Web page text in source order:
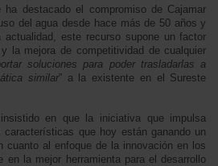
ha destacado el compromiso de Cajamar
del agua desde hace más de 50 años y
actualidad, este recurso supone un factor
la mejora de competitividad de cualquier
soluciones para poder trasladarlas a
similar” a la existente en el Sureste
en que la iniciativa que impulsa
características que hoy están ganando un
cuanto al enfoque de la innovación en los
en la mejor herramienta para el desarrollo